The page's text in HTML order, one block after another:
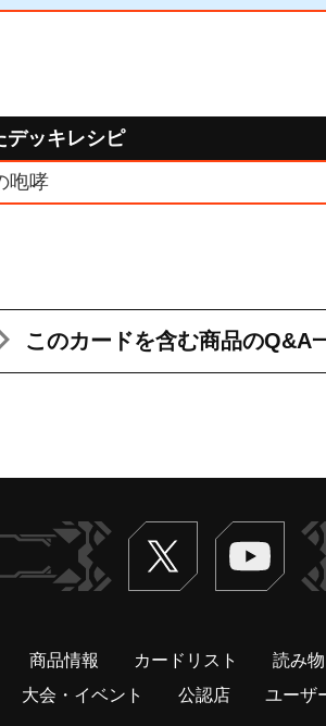
デッキレシピ
咆哮
このカードを含む商品のQ&A
Twitter ヴ
商品情報 カードリスト 読み物
大会・イベント 公認店 ユーザ